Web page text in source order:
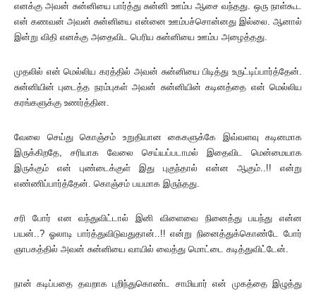
எனக்கு அவன் சுன்னியை பார்த்து சுன்னி ஊம்ப ஆசை வந்தது. ஒரு நாள்கூட
என் கணவன் அவன் சுன்னியை என்னை ஊம்பச்சொன்னது இல்லை. ஆனால்
இன்று விதி எனக்கு அதைவிட பெரிய சுன்னியை ஊம்ப அழைத்தது.
முதலில் என் மெல்லிய கரத்தில் அவன் சுன்னியை பிடித்து உருட்டிப்பார்த்தேன்.
சுன்னியின் புடைத்த நரம்புகள் அவன் சுன்னியின் கடினத்தை என் மெல்லிய
கரங்களுக்கு உணர்த்தின.
வேலை செய்து கொஞ்சம் உறுதியான கைகளுக்கே இவ்வளவு கடினமாக
இருக்கிறதே, சரியாக வேலை செய்யப்படாமல் இதைவிட மென்மையாக
இருக்கும் என் புண்டைக்குள் இது புகுந்தால் என்ன ஆகும்..!! என்று
எண்ணிப்பார்த்தேன். கொஞ்சம் பயமாக இருந்தது.
சரி போர் என வந்துவிட்டால் இனி விளைவை நினைத்து பயந்து என்ன
பயன்..? ஓலாடி பார்த்துவிடுவதுதான்..!! என்று நினைத்துக்கொண்டே போர்
ஞாபகத்தில் அவன் சுன்னியை வாயில் வைத்து மொட்டை கடித்துவிட்டேன்.
நான் கடிப்பதை தவறாக புறிந்துகொண்ட சாமியார் என் முகத்தை இழுத்து